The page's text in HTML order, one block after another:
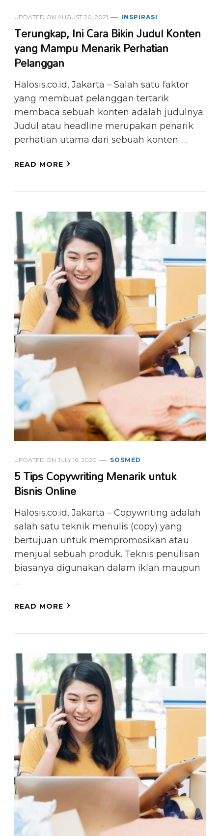
UPDATED ON AUGUST 20, 2021 INSPIRASI
Terungkap, Ini Cara Bikin Judul Konten
yang Mampu Menarik Perhatian
Pelanggan
Halosis.co.id, Jakarta – Salah satu faktor
yang membuat pelanggan tertarik
membaca sebuah konten adalah judulnya.
Judul atau headline merupakan penarik
perhatian utama dari sebuah konten. …
READ MORE
UPDATED ON JULY 16, 2020 SOSMED
5 Tips Copywriting Menarik untuk
Bisnis Online
Halosis.co.id, Jakarta – Copywriting adalah
salah satu teknik menulis (copy) yang
bertujuan untuk mempromosikan atau
menjual sebuah produk. Teknis penulisan
biasanya digunakan dalam iklan maupun
…
READ MORE